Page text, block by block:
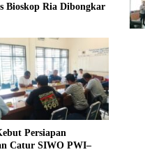
Bioskop Ria Dibongkar
Persiapan
Catur SIWO PWI–